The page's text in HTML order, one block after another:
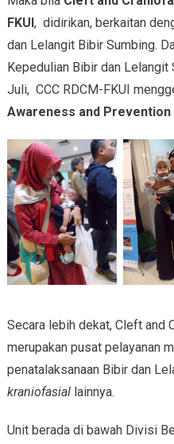
FKUI, didirikan, berkaitan
dan Lelangit Bibir Sumbing.
Kepedulian Bibir dan Lelangit
Juli, CCC RDCM-FKUI
Awareness and Prevention
Secara lebih dekat, Cleft and
merupakan pusat pelayanan
penatalaksanaan Bibir dan
kraniofasiallainnya.
Unit berada di bawah Divisi